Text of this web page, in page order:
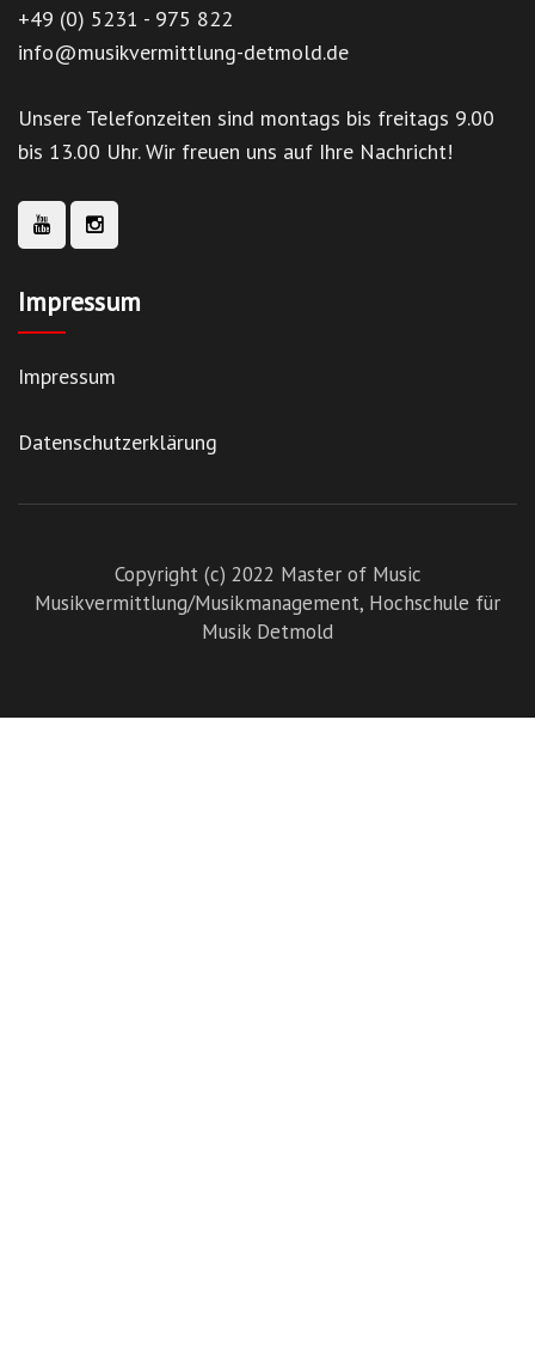
+49 (0) 5231 - 975 822
info@musikvermittlung-detmold.de
Unsere Telefonzeiten sind montags bis freitags 9.00
bis 13.00 Uhr. Wir freuen uns auf Ihre Nachricht!
Impressum
Impressum
Datenschutzerklärung
Copyright (c) 2022 Master of Music
Musikvermittlung/Musikmanagement, Hochschule für
Musik Detmold